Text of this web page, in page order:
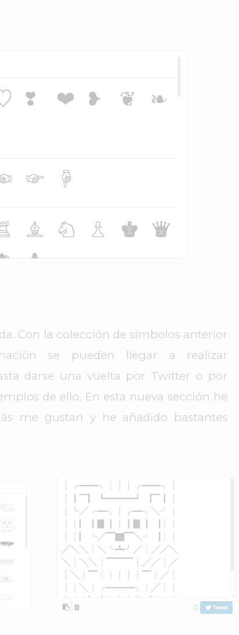
Con la colección de símbolos anterior
se pueden llegar a realizar
darse una vuelta por Twitter o por
de ello. En esta nueva sección he
me gustan y he añadido bastantes